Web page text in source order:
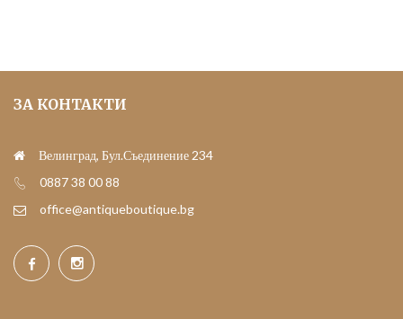
ЗА КОНТАКТИ
Велинград, Бул.Съединение 234
0887 38 00 88
office@antiqueboutique.bg